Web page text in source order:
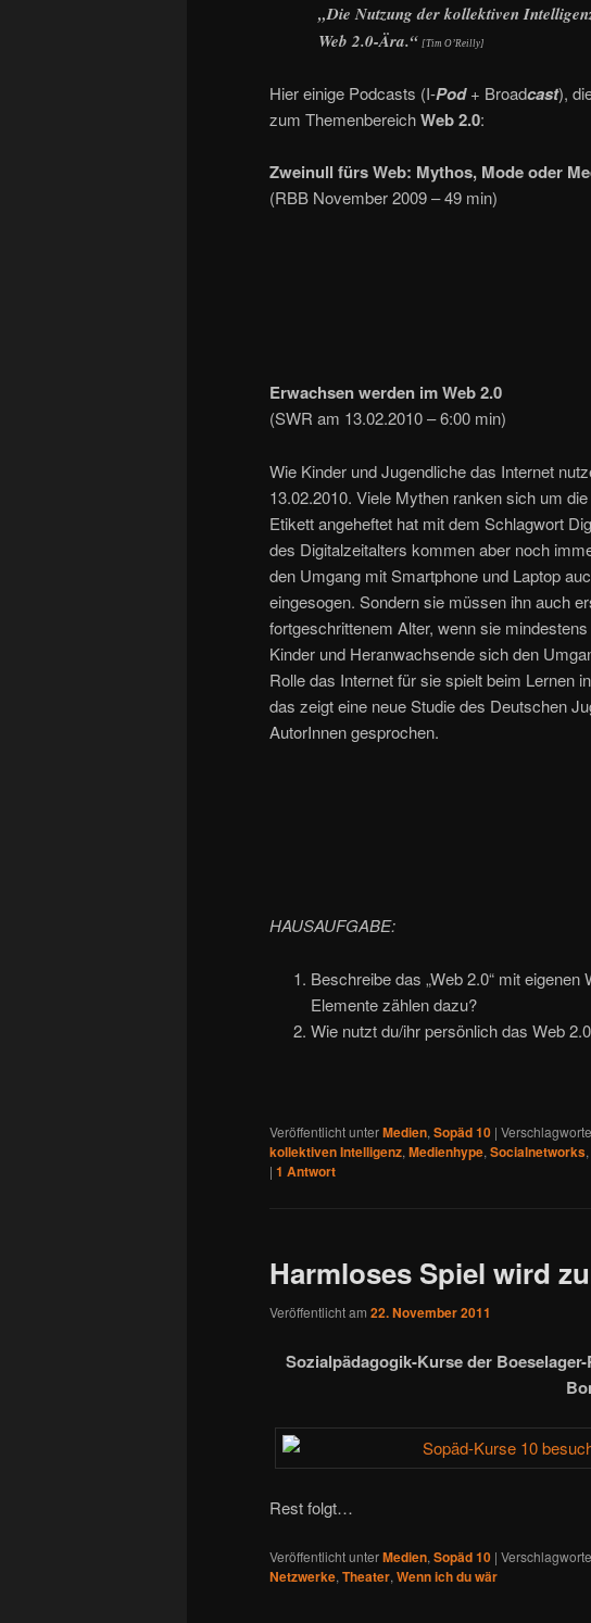
„Die Nutzung der kollektiven
Web 2.0-Ära.“ [Tim O’Reilly]
Hier einige Podcasts (I-Pod + Broadcast),
zum ThemenbereichWeb 2.0:
Zweinull fürs Web: Mythos, Mode oder
(RBB November 2009 – 49 min)
Erwachsen werden im Web 2.0
(SWR am 13.02.2010 – 6:00 min)
Wie Kinder und Jugendliche das Internet
13.02.2010. Viele Mythen ranken sich um
Etikett angeheftet hat mit dem Schlagwort
des Digitalzeitalters kommen aber noch
den Umgang mit Smartphone und Laptop
eingesogen. Sondern sie müssen ihn auch
fortgeschrittenem Alter, wenn sie
Kinder und Heranwachsende sich den
Rolle das Internet für sie spielt beim Lernen
das zeigt eine neue Studie des Deutschen
AutorInnen gesprochen.
HAUSAUFGABE:
Beschreibe das „Web 2.0“ mit
Elemente zählen dazu?
Wie nutzt du/ihr persönlich das Web
Veröffentlicht unterMedien, Sopäd 10 |
kollektiven Intelligenz, Medienhype, Socialnetworks,
| 1 Antwort
Harmloses Spiel wird
Veröffentlicht am 22. November 2011
Sozialpädagogik-Kurse der
Rest folgt…
Veröffentlicht unterMedien,Sopäd 10 |
Netzwerke,Theater,Wenn ich du wär